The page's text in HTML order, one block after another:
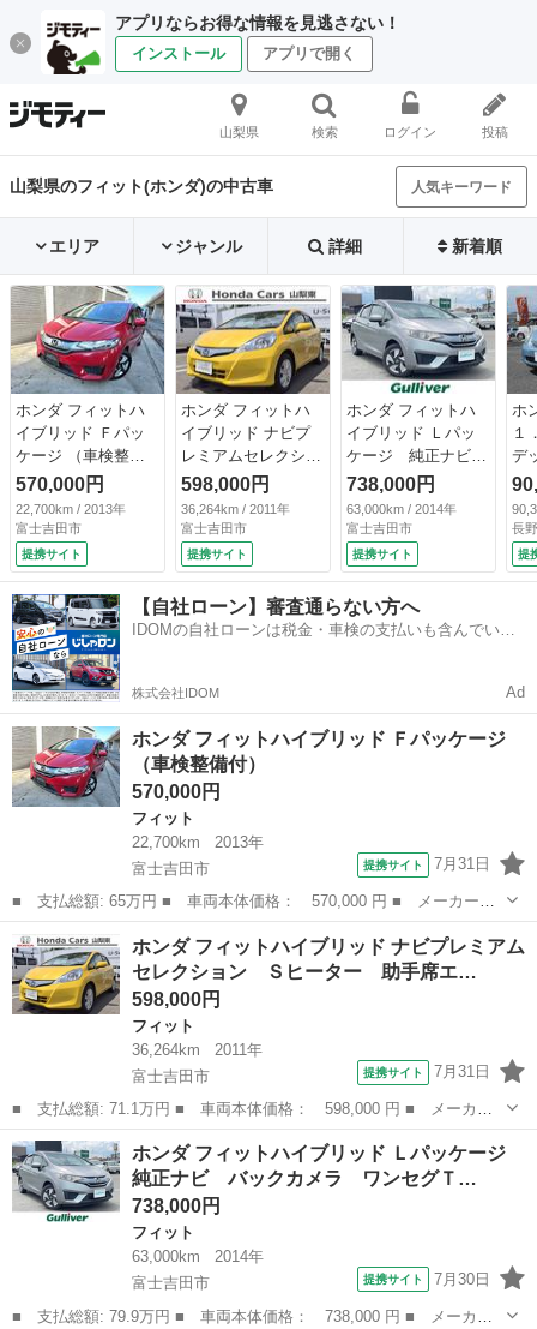
アプリならお得な情報を見逃さない！
インストール アプリで開く
山梨県 検索 ログイン 投稿
山梨県のフィット(ホンダ)の中古車 人気キーワード
エリア ジャンル 詳細 新着順
ホンダ フィットハ
イブリッド Ｆパッ
ケージ （車検整備
付）
570,000円
22,700km / 2013年
富士吉田市
提携サイト
ホンダ フィットハ
イブリッド ナビプ
レミアムセレクショ
ン Ｓヒーター 助
手席エアバック パ
ワーステアリング
Ｂカメ スマキー
キーフリー 運転席
エアバッグ ナビＴ
Ｖ パワーウィンド
ウ ＨＤＤナビ 横
ＥＴＣ 禁煙 （車
598,000円
36,264km / 2011年
富士吉田市
提携サイト
ホンダ フィットハ
イブリッド Ｌパッ
ケージ 純正ナビ
バックカメラ ワン
セグＴＶ ＥＴＣ
Ｂｌｕｅｔｏｏｔ
ｈ 純正フロアマッ
ト ハーフレザーシ
ート オートライ
ト クルーズコント
ロール オートエア
738,000円
63,000km / 2014年
富士吉田市
提携サイト
ホ
１
デ
純
ド
和
９
（
長
提
【自社ローン】審査通らない方へ
IDOMの自社ローンは税金・車検の支払いも含んでいる
株式会社IDOM Ad
ホンダ フィットハイブリッド Ｆパッケージ
（車検整備付）
570,000円
フィット
22,700km
2013年
富士吉田市
提携サイト 7月31日
■ 支払総額: 65万円 ■ 車両本体価格： 570,000 円 ■ メーカー
名： ホンダ ■ 車種名： フィットハイブリッド ■ グレード
名： Ｆパッケージ ■ 排気量： 1500cc ■ ドア枚数： 5D ■ ミ
ッショ...
山梨 富士吉田市 フィット
ホンダ フィットハイブリッド ナビプレミアム
セレクション Ｓヒーター 助手席エ…
598,000円
フィット
36,264km
2011年
富士吉田市
提携サイト 7月31日
■ 支払総額: 71.1万円 ■ 車両本体価格： 598,000 円 ■ メーカー
名： ホンダ ■ 車種名： フィットハイブリッド ■ グレード
名： ナビプレミアムセレクション Ｓヒーター 助手席エアバッ
ク パワーステアリ...
山梨 富士吉田市 フィット
ホンダ フィットハイブリッド Ｌパッケージ
純正ナビ バックカメラ ワンセグＴ…
738,000円
フィット
63,000km
2014年
富士吉田市
提携サイト 7月30日
■ 支払総額: 79.9万円 ■ 車両本体価格： 738,000 円 ■ メーカー